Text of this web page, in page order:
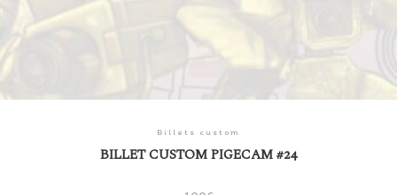
Billets custom
BILLET CUSTOM PIGECAM #24